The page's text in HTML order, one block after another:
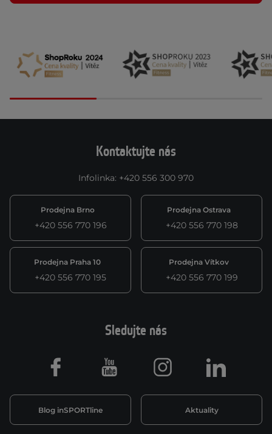
Kontaktujte nás
Infolinka: +420 556 300 970
Prodejna Brno
+420 556 770 196
Prodejna Ostrava
+420 556 770 198
Prodejna Praha 10
+420 556 770 195
Prodejna Vítkov
+420 556 770 199
Sledujte nás
Blog inSPORTline Aktuality
Facebook Youtube Instagram LinkedIn